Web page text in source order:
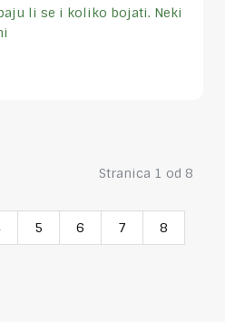
li se i koliko bojati. Neki
Stranica 1 od 8
5 6 7 8